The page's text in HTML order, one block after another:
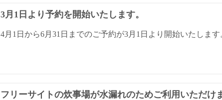
3月1日より予約を開始いたします。
4月1日から6月31日までのご予約が3月1日より開始いたしま
フリーサイトの炊事場が水漏れのためご利用いただけ